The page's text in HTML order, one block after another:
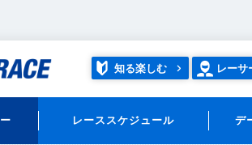
知る楽しむ レーサ
レーススケジュール デ